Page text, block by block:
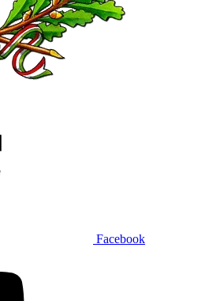
Facebook